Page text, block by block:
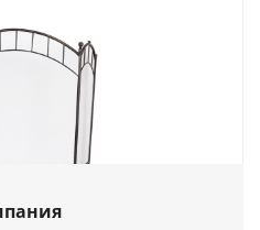
(античная латунь/